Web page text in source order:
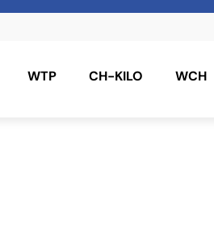
WTP CH-KILO WCH